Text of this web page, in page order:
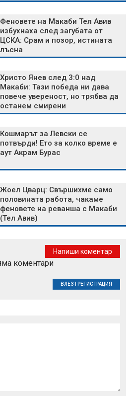
Феновете на Макаби Тел Авив
избухнаха след загубата от
ЦСКА: Срам и позор, истината
лъсна
Христо Янев след 3:0 над
Макаби: Тази победа ни дава
повече увереност, но трябва да
останем смирени
Кошмарът за Левски се
потвърди! Ето за колко време е
аут Акрам Бурас
Жоел Цварц: Свършихме само
половината работа, чакаме
феновете на реванша с Макаби
(Тел Авив)
Напиши коментар
коментари
ВЛЕЗ РЕГИСТРАЦИЯ